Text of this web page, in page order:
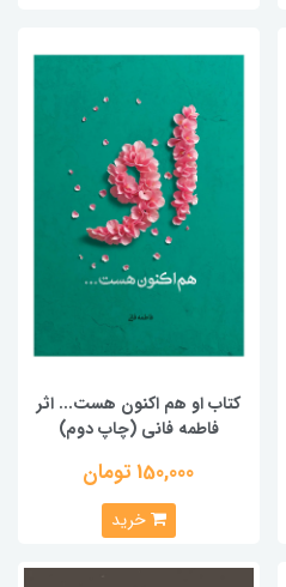
کتاب او هم اکنون هست... اثر
فاطمه فانی (چاپ دوم)
150,000 تومان
خرید